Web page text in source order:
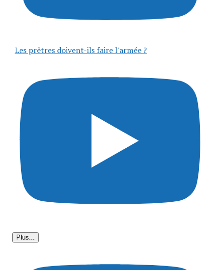
Les prêtres doivent-ils faire l'armée ?
Plus...